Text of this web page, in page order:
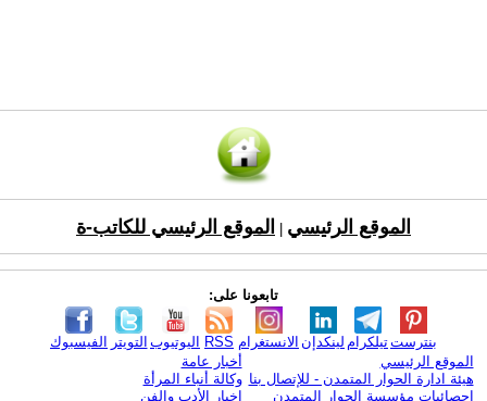
الموقع الرئيسي الموقع الرئيسي للكاتب-ة
تابعونا على:
الفيسبوك التويتر اليوتيوب RSS الانستغرام لينكدإن تيلكرامبنترست
الموقع الرئيسي
هيئة ادارة الحوار المتمدن - للإتصال بنا
إحصائيات مؤسسة الحوار المتمدن
أخبار عامة
وكالة أنباء المرأة
اخبار الأدب والفن